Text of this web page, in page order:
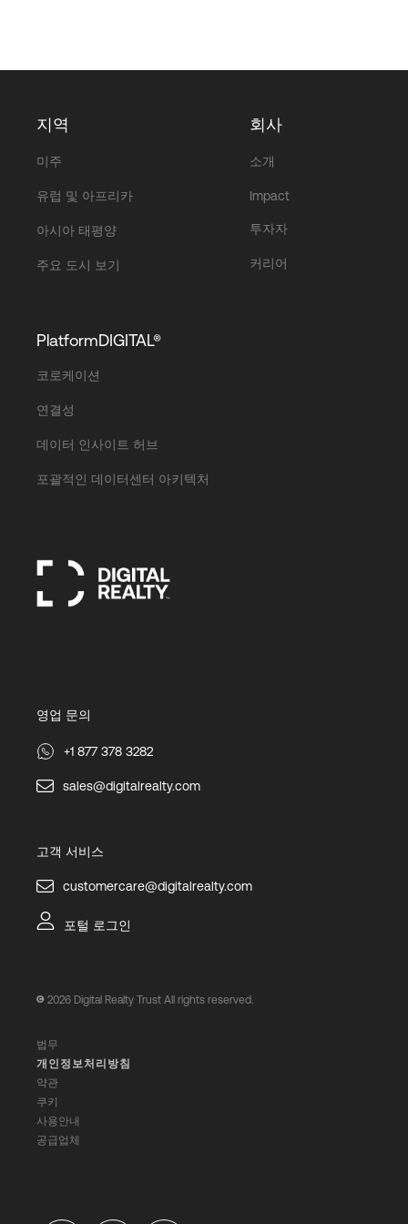
지역
미주
유럽 및 아프리카
아시아 태평양
주요 도시 보기
회사
소개
Impact
투자자
커리어
PlatformDIGITAL®
코로케이션
연결성
데이터 인사이트 허브
포괄적인 데이터센터 아키텍처
영업 문의
+1 877 378 3282
sales@digitalrealty.com
고객 서비스
customercare@digitalrealty.com
포털 로그인
2026 Digital Realty Trust All rights reserved.
법무
개인정보처리방침
약관
쿠키
사용안내
공급업체